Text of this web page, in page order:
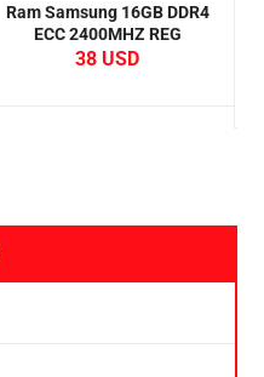
Ram Samsung 16GB DDR4
ECC 2400MHZ REG
38